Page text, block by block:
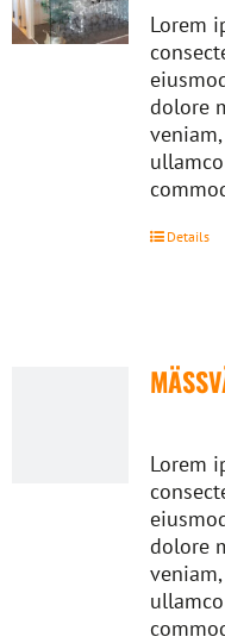
Lorem
dolore
Details
Lorem
dolore